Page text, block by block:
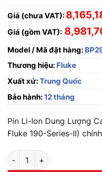
Giá (chưa VAT):
Giá (gồm VAT):
Model / Mã đặt hàng:
Thương hiệu: Fluke
Xuất xứ:Trung Quốc
Bảo hành:12 tháng
Pin Li-Ion Dung Lượng
Fluke 190-Series-II)
Pin Li-Ion Dung Lượng